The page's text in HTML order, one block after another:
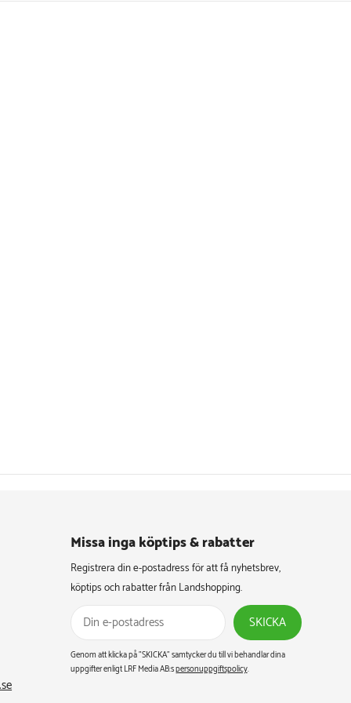
Missa inga köptips & rabatter​
Registrera din e-postadress för att få nyhetsbrev,
köptips och rabatter från Landshopping.
SKICKA
Genom att klicka på ”SKICKA” samtycker du till vi behandlar dina
uppgifter enligt LRF Media AB:spersonuppgiftspolicy.